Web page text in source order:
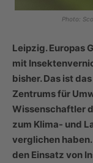
Photo:
Leipzig. Europas
mit
bisher. Das ist
Zentrums für
Wissenschaftler
zum Klima- und
verglichen
den Einsatz von